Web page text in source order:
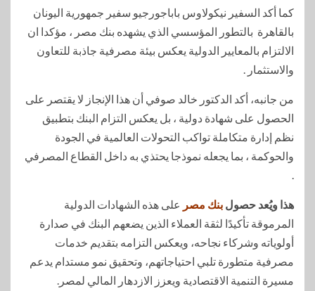
كما أكد السفير نيكولاوس باباجورجيو سفير جمهورية اليونان
بالقاهرة بالتطور المؤسسي الذي يشهده بنك مصر ، مؤكدا ان
الالتزام بالمعايير الدولية يعكس بيئة مصرفية جاذبة للتعاون
والاستثمار .
من جانبه، أكد الدكتور خالد صوفي أن هذا الإنجاز لا يقتصر على
الحصول على شهادة دولية ، بل يعكس التزام البنك بتطبيق
نظم إدارة متكاملة تواكب التحولات العالمية في الجودة
والحوكمة ، بما يجعله نموذجا يحتذي به داخل القطاع المصرفي
.
هذا ويُعد حصول بنك مصر على هذه الشهادات الدولية
المرموقة تأكيدًا لثقة العملاء الذين يضعهم البنك في صدارة
أولوياته وشركاء نجاحه، ويعكس التزامه بتقديم خدمات
مصرفية متطورة تلبي احتياجاتهم، وتحقيق نمو مستدام يدعم
مسيرة التنمية الاقتصادية ويعزز الازدهار المالي لمصر.